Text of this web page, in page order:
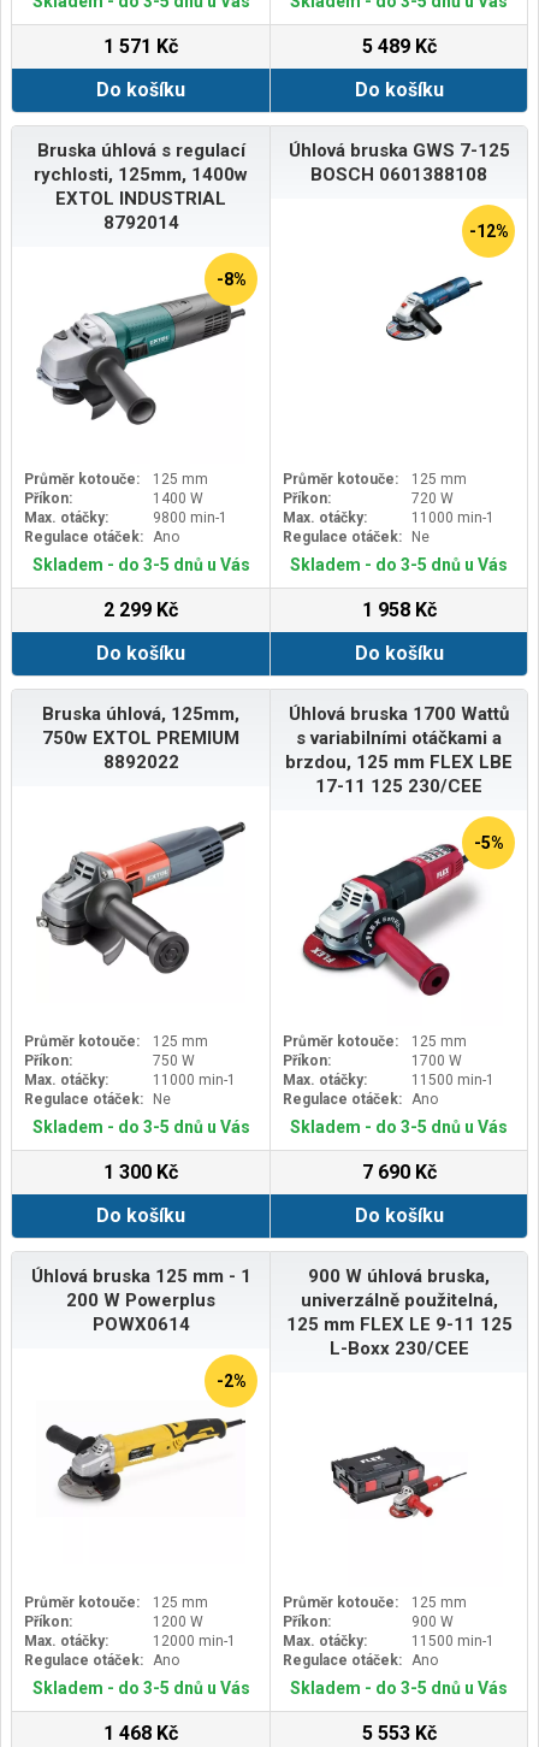
1 571 Kč
Do košíku
5 489 Kč
Do košíku
Bruska úhlová s regulací
rychlosti, 125mm, 1400w
EXTOL INDUSTRIAL
8792014
-8%
Průměr kotouče:
125 mm
Příkon:
1400 W
Max. otáčky:
9800 min-1
Regulace otáček: Ano
Skladem - do 3-5 dnů u Vás
2 299 Kč
Do košíku
Úhlová bruska GWS 7-125
BOSCH 0601388108
-12%
Průměr kotouče:
125 mm
Příkon:
720 W
Max. otáčky:
11000 min-1
Regulace otáček:
Ne
Skladem - do 3-5 dnů u Vás
1 958 Kč
Do košíku
Bruska úhlová, 125mm,
750w EXTOL PREMIUM
8892022
Průměr kotouče:
125 mm
Příkon:
750 W
Max. otáčky:
11000 min-1
Regulace otáček:
Ne
Skladem - do 3-5 dnů u Vás
1 300 Kč
Do košíku
Úhlová bruska 1700 Wattů
s variabilními otáčkami a
brzdou, 125 mm FLEX LBE
17-11 125 230/CEE
-5%
Průměr kotouče:
125 mm
Příkon:
1700 W
Max. otáčky:
11500 min-1
Regulace otáček:
Ano
Skladem - do 3-5 dnů u Vás
7 690 Kč
Do košíku
Úhlová bruska 125 mm - 1
200 W Powerplus
POWX0614
-2%
Průměr kotouče:
125 mm
Příkon:
1200 W
Max. otáčky:
12000 min-1
Regulace otáček: Ano
Skladem - do 3-5 dnů u Vás
1 468 Kč
900 W úhlová bruska,
univerzálně použitelná,
125 mm FLEX LE 9-11 125
L-Boxx 230/CEE
Průměr kotouče:
125 mm
Příkon:
900 W
Max. otáčky:
11500 min-1
Regulace otáček: Ano
Skladem - do 3-5 dnů u Vás
5 553 Kč